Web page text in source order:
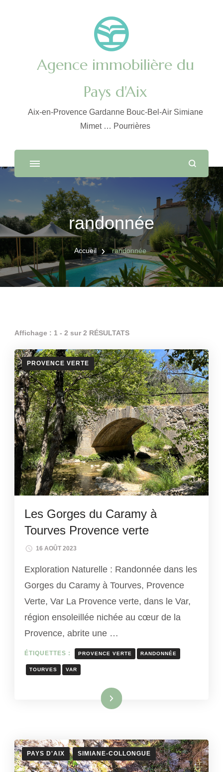
Agence immobilière du
Pays d'Aix
Aix-en-Provence Gardanne Bouc-Bel-Air Simiane
Mimet … Pourrières
randonnée
Accueil randonnée
Affichage : 1 - 2 sur 2 RÉSULTATS
PROVENCE VERTE
Les Gorges du Caramy à
Tourves Provence verte
16 AOÛT 2023
Exploration Naturelle : Randonnée dans les
Gorges du Caramy à Tourves, Provence
Verte, Var La Provence verte, dans le Var,
région ensoleillée nichée au cœur de la
Provence, abrite une …
ÉTIQUETTES : PROVENCE VERTE RANDONNÉE
TOURVES VAR
Lire la suite
PAYS D'AIX SIMIANE-COLLONGUE